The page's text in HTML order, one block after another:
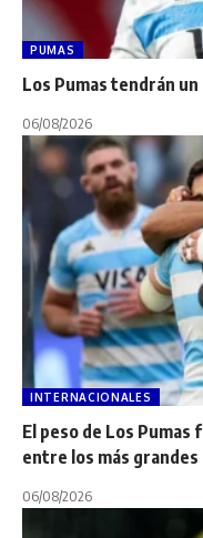
PUMAS
Los Pumas tendrán
06/08/2026
INTERNACIONALES
El peso de Los
entre los más
06/08/2026